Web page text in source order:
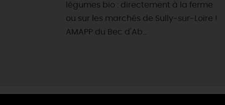
légumes bio : directement à la ferme
ou sur les marchés de Sully-sur-Loire !
AMAPP du Bec d'Ab...